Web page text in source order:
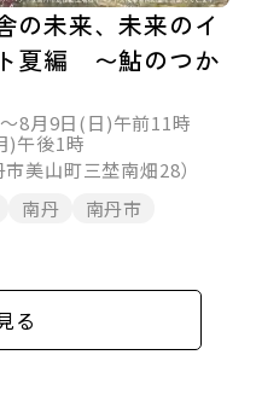
の未来、未来のイ
夏編 〜鮎のつか
8月9日(日)午前11時
)午後1時
美山町三埜南畑28）
南丹
南丹市
る